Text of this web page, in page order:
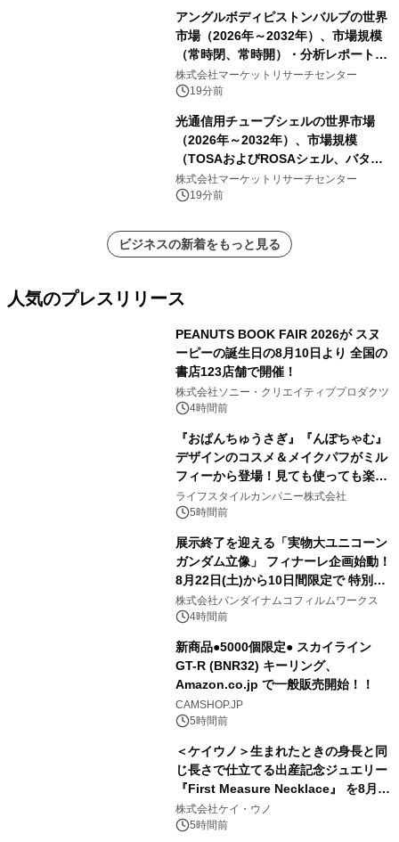
アングルボディピストンバルブの世界
市場（2026年～2032年）、市場規模
（常時閉、常時開）・分析レポートを
発表
株式会社マーケットリサーチセンター
19分前
光通信用チューブシェルの世界市場
（2026年～2032年）、市場規模
（TOSAおよびROSAシェル、バタフ
ライパッケージ、その他）・分析レポ
ートを発表
株式会社マーケットリサーチセンター
19分前
ビジネスの新着をもっと見る
人気のプレスリリース
PEANUTS BOOK FAIR 2026が スヌ
ーピーの誕生日の8月10日より 全国の
書店123店舗で開催！
株式会社ソニー・クリエイティブプロダクツ
4時間前
『おぱんちゅうさぎ』『んぽちゃむ』
デザインのコスメ＆メイクパフがミル
フィーから登場！見ても使っても楽し
い、ポップでキュートなコレクショ
ン。
ライフスタイルカンパニー株式会社
5時間前
展示終了を迎える「実物大ユニコーン
ガンダム立像」 フィナーレ企画始動！
8月22日(土)から10日間限定で 特別映
像『UNICORN GUNDAM Statue ―
BEYOND POSSIBILITY ―』を上映！
株式会社バンダイナムコフィルムワークス
4時間前
新商品●5000個限定● スカイライン
GT-R (BNR32) キーリング、
Amazon.co.jp で一般販売開始！！
CAMSHOP.JP
5時間前
＜ケイウノ＞生まれたときの身長と同
じ長さで仕立てる出産記念ジュエリー
『First Measure Necklace』 を8月14
日(金)に発売
株式会社ケイ・ウノ
5時間前